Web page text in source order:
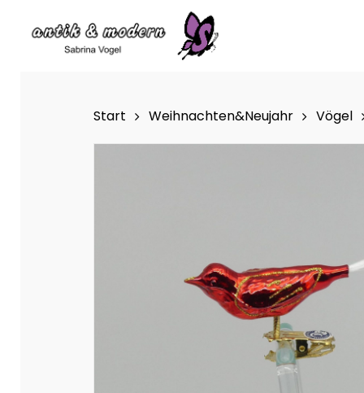
Start Weihnachten&Neujahr Vögel